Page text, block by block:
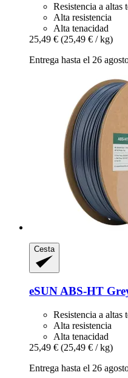
Resistencia a altas
Alta resistencia
Alta tenacidad
25,49 € (25,49 € / kg)
Entrega hasta el 26
Cesta
eSUN ABS-​HT
Resistencia a altas
Alta resistencia
Alta tenacidad
25,49 € (25,49 € / kg)
Entrega hasta el 26